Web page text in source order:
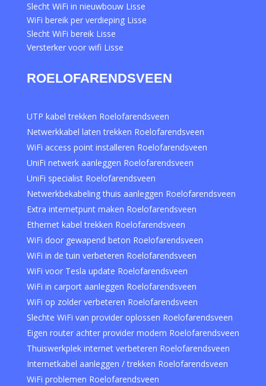
Slecht WiFi in nieuwbouw Lisse
WiFi bereik per verdieping Lisse
Slecht WiFi bereik Lisse
Versterker voor wifi Lisse
ROELOFARENDSVEEN
UTP kabel trekken Roelofarendsveen
Netwerkkabel laten trekken Roelofarendsveen
WiFi access point installeren Roelofarendsveen
UniFi netwerk aanleggen Roelofarendsveen
UniFi specialist Roelofarendsveen
Netwerkbekabeling thuis aanleggen Roelofarendsveen
Extra internetpunt maken Roelofarendsveen
Ethernet kabel trekken Roelofarendsveen
WiFi door gewapend beton Roelofarendsveen
WiFi in de tuin verbeteren Roelofarendsveen
WiFi voor Tesla update Roelofarendsveen
WiFi in carport aanleggen Roelofarendsveen
WiFi op zolder verbeteren Roelofarendsveen
Slechte WiFi van provider oplossen Roelofarendsveen
Eigen router achter provider modem Roelofarendsveen
Thuiswerkplek internet verbeteren Roelofarendsveen
Internetkabel aanleggen / trekken Roelofarendsveen
WiFi problemen Roelofarendsveen